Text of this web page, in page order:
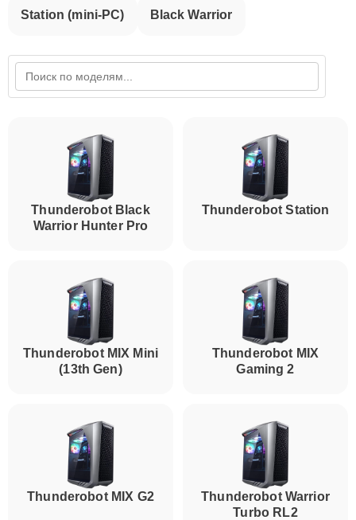
Station (mini-PC) Black Warrior
Thunderobot Black
Warrior Hunter Pro
Thunderobot Station
Thunderobot MIX Mini
(13th Gen)
Thunderobot MIX
Gaming 2
Thunderobot MIX G2
Thunderobot Warrior
Turbo RL2